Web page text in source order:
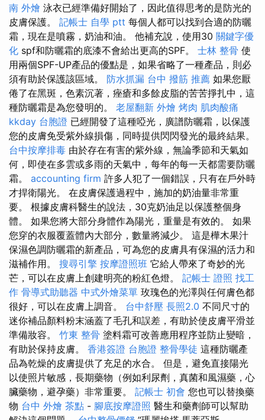
南 外燴 泳衣已經準備好開始了，因此值得思考的是防光的
皮膚保護。 記帳士 自學 ptt 每個人都可以找到合適的防曬
霜，現在是噴霧，奶油和油。 他補充說，使用30 關鍵字優
化 spf和防曬霜的底漆不會給出更高的SPF。 士林 整骨 使
用兩個SPF-UP產品的優點是，如果省略了一種產品，則必
須有助於保護該區域。 防水抓漏 台中 撥筋 推薦 如果您厭
倦了在黑斑，色素沉著，痤瘡和多餘皮脂的苦苦掙扎中，這
種防曬霜是為您發明的。 老屋翻新 外燴 烤肉 肌肉酸痛
kkday 台胞證 已經開發了這種啞光，廣譜防曬霜，以保護
您的皮膚免受紫外線損傷，同時提供閃閃發光的最終結果。
台中按摩排毒 由於存在有害的紫外線，無論季節和天氣如
何，即使在多雲或多雨的天氣中，每年的每一天都需要防曬
霜。 accounting firm 許多人犯了一個錯誤，只有在戶外時
才捍衛陽光。 在皮膚保護過程中，施加的奶油量非常重
要。 根據皮膚科醫生的說法，30克奶油足以保護整個身
體。 如果您將大部分身體作為陽光，重量是有效的。 如果
您穿的衣服覆蓋體內大部分，數量將減少。 這是樺木果汁
保濕色調防曬霜的新產品，可為您的皮膚具有保濕的活力和
滋補作用。 搜尋引擎 按摩證照班 它給人帶來了奇妙的光
芒，可以在皮膚上創建明亮的粉紅色燈。 記帳士 證照 找工
作 骨導式助聽器 中式外燴菜單 玫瑰色的光澤與任何膚色都
很好，可以在皮膚上調音。 台中舒壓 長照2.0 不同尺寸的
迷你補品顏料粉末涵蓋了毛孔和誤差，有助於使皮膚平滑並
準備妝容。 竹東 整骨 塗料霜可改善應用程序並防止變暗，
有助於保持皮膚。 香港簽證 台胞證 整骨學徒 這種防曬產
品為乾燥的皮膚提供了充足的水合。 但是，避免直接陽光
以使照片敏感，長期藥物（例如利尿劑，真菌和風濕藥，心
臟藥物，避孕藥）非常重要。 記帳士 初會 您也可以替換藥
物 台中 外燴 茶點 - 腳底按摩證照 醫生和藥劑師可以幫助